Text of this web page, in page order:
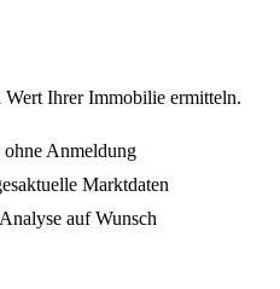
Ihrer Immobilie ermitteln.
Anmeldung
Marktdaten
auf Wunsch